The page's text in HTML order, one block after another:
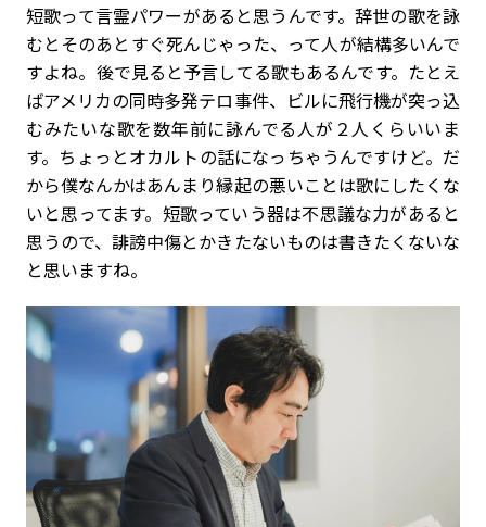
短歌って言霊パワーがあると思うんです。辞世の歌を詠
むとそのあとすぐ死んじゃった、って人が結構多いんで
すよね。後で見ると予言してる歌もあるんです。たとえ
ばアメリカの同時多発テロ事件、ビルに飛行機が突っ込
むみたいな歌を数年前に詠んでる人が２人くらいいま
す。ちょっとオカルトの話になっちゃうんですけど。だ
から僕なんかはあんまり縁起の悪いことは歌にしたくな
いと思ってます。短歌っていう器は不思議な力があると
思うので、誹謗中傷とかきたないものは書きたくないな
と思いますね。